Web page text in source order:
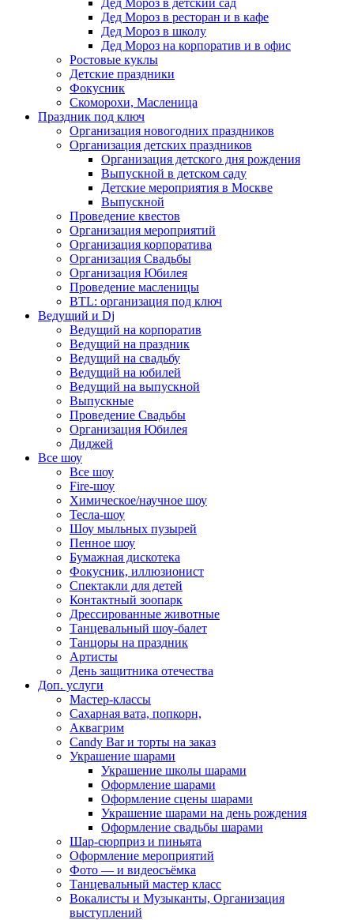
Дед Мороз в детский сад
Дед Мороз в ресторан и в кафе
Дед Мороз в школу
Дед Мороз на корпоратив и в офис
Ростовые куклы
Детские праздники
Фокусник
Скоморохи, Масленица
Праздник под ключ
Организация новогодних праздников
Организация детских праздников
Организация детского дня рождения
Выпускной в детском саду
Детские мероприятия в Москве
Выпускной
Проведение квестов
Организация мероприятий
Организация корпоратива
Организация Свадьбы
Организация Юбилея
Проведение масленицы
BTL: организация под ключ
Ведущий и Dj
Ведущий на корпоратив
Ведущий на праздник
Ведущий на свадьбу
Ведущий на юбилей
Ведущий на выпускной
Выпускные
Проведение Свадьбы
Организация Юбилея
Диджей
Все шоу
Все шоу
Fire-шоу
Химическое/научное шоу
Тесла-шоу
Шоу мыльных пузырей
Пенное шоу
Бумажная дискотека
Фокусник, иллюзионист
Спектакли для детей
Контактный зоопарк
Дрессированные животные
Танцевальный шоу-балет
Танцоры на праздник
Артисты
День защитника отечества
Доп. услуги
Мастер-классы
Сахарная вата, попкорн,
Аквагрим
Candy Bar и торты на заказ
Украшение шарами
Украшение школы шарами
Оформление шарами
Оформление сцены шарами
Украшение шарами на день рождения
Оформление свадьбы шарами
Шар-сюрприз и пиньята
Оформление мероприятий
Фото — и видеосъёмка
Танцевальный мастер класс
Вокалисты и Музыканты, Организация
выступлений